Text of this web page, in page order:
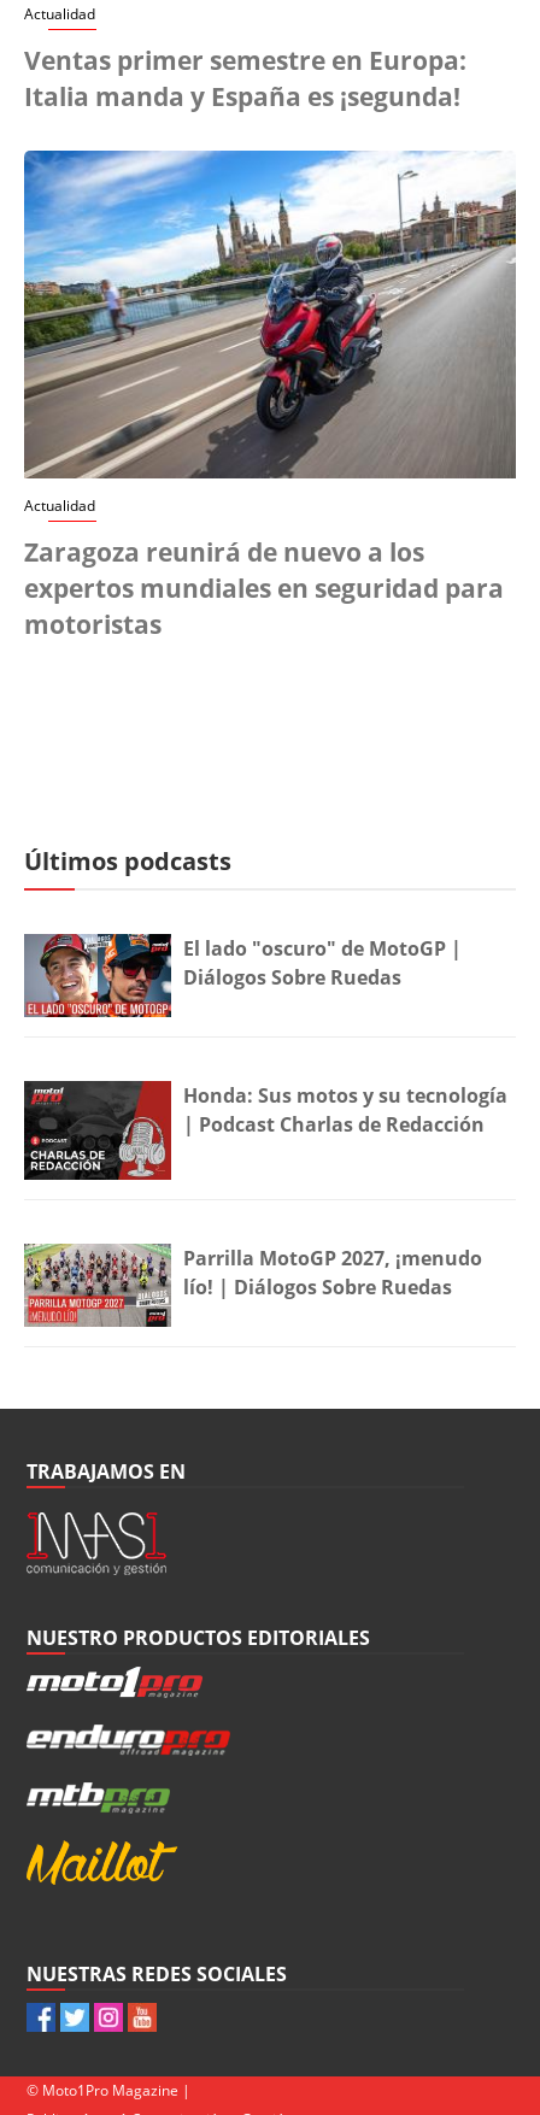
Actualidad
Ventas primer semestre en Europa:
Italia manda y España es ¡segunda!
Actualidad
Zaragoza reunirá de nuevo a los
expertos mundiales en seguridad para
motoristas
Últimos podcasts
El lado "oscuro" de MotoGP |
Diálogos Sobre Ruedas
Honda: Sus motos y su tecnología
| Podcast Charlas de Redacción
Parrilla MotoGP 2027, ¡menudo
lío! | Diálogos Sobre Ruedas
TRABAJAMOS EN
NUESTRO PRODUCTOS EDITORIALES
NUESTRAS REDES SOCIALES
© Moto1Pro Magazine |